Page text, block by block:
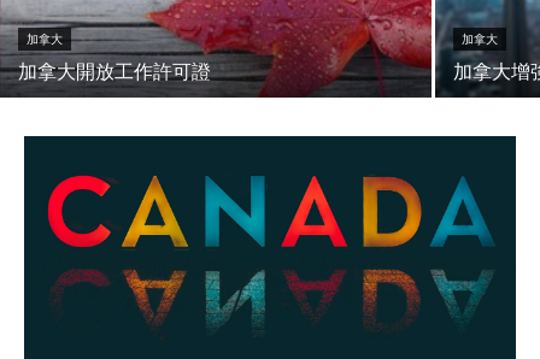
加拿大
加拿大開放工作許可證
加拿大
加拿大增